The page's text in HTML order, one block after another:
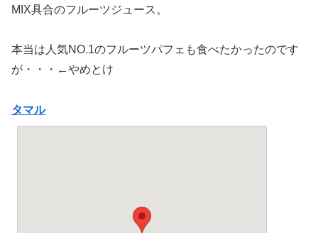
MIX具合のフルーツジュース。
本当は人気NO.1のフルーツパフェも食べたかったのです
が・・・←やめとけ
タマル